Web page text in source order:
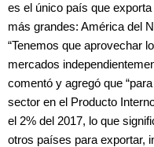
es el único país que
más grandes: América del
“Tenemos que aprovechar
mercados
comentó y agregó que
sector en el Producto
el 2% del 2017, lo que
otros países para exportar,